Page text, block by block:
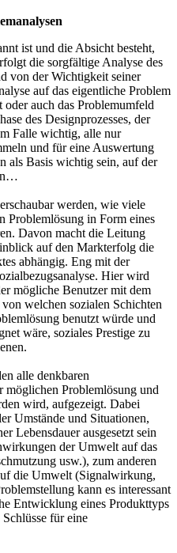
ist und die Absicht besteht,
die sorgfältige Analyse des
von der Wichtigkeit seiner
auf das eigentliche Problem
oder auch das Problemumfeld
des Designprozesses, der
Falle wichtig, alle nur
und für eine Auswertung
als Basis wichtig sein, auf der
werden, wie viele
Problemlösung in Form eines
Davon macht die Leitung
auf den Markterfolg die
abhängig. Eng mit der
Hier wird
mögliche Benutzer mit dem
welchen sozialen Schichten
benutzt würde und
wäre, soziales Prestige zu
alle denkbaren
möglichen Problemlösung und
wird, aufgezeigt. Dabei
Umstände und Situationen,
Lebensdauer ausgesetzt sein
der Umwelt auf das
usw.), zum anderen
die Umwelt (Signalwirkung,
kann es interessant
Entwicklung eines Produkttyps
für eine